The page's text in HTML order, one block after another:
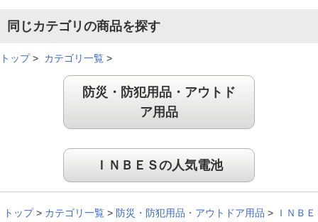
説明書をもう少し詳しく記述して欲しかった。
60代
小型で重たくないところが良い
同じカテゴリの商品を探す
トップ> カテゴリ一覧 >
防災・防犯用品・アウトド
ア用品
ＩＮＢＥＳの人気電池
トップ > カテゴリ一覧 > 防災・防犯用品・アウトドア用品 >
ＩＮＢＥ